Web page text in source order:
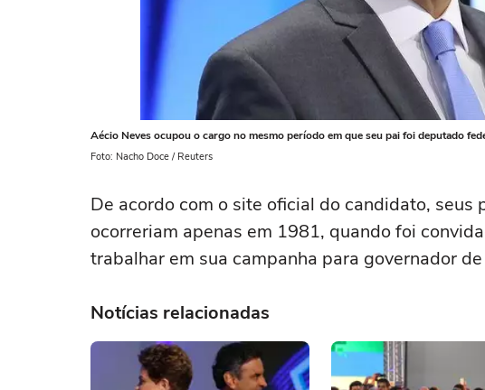
Aécio Neves ocupou o cargo no mesmo período em que seu pai foi deputado
Foto: Nacho Doce / Reuters
De acordo com o site oficial do candidato, seus
ocorreriam apenas em 1981, quando foi
trabalhar em sua campanha para governador
Notícias relacionadas